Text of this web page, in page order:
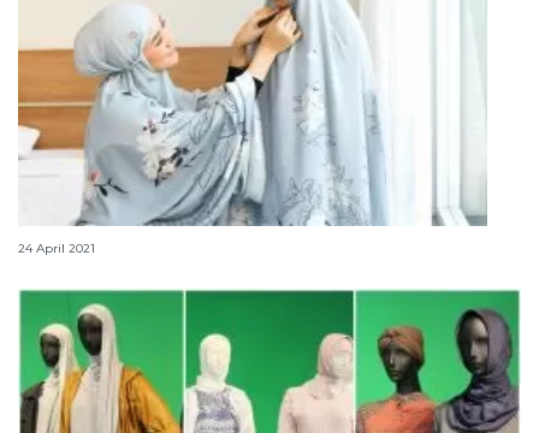
Mukena berbahan organik, tren Ramadhan 2021
24 April 2021